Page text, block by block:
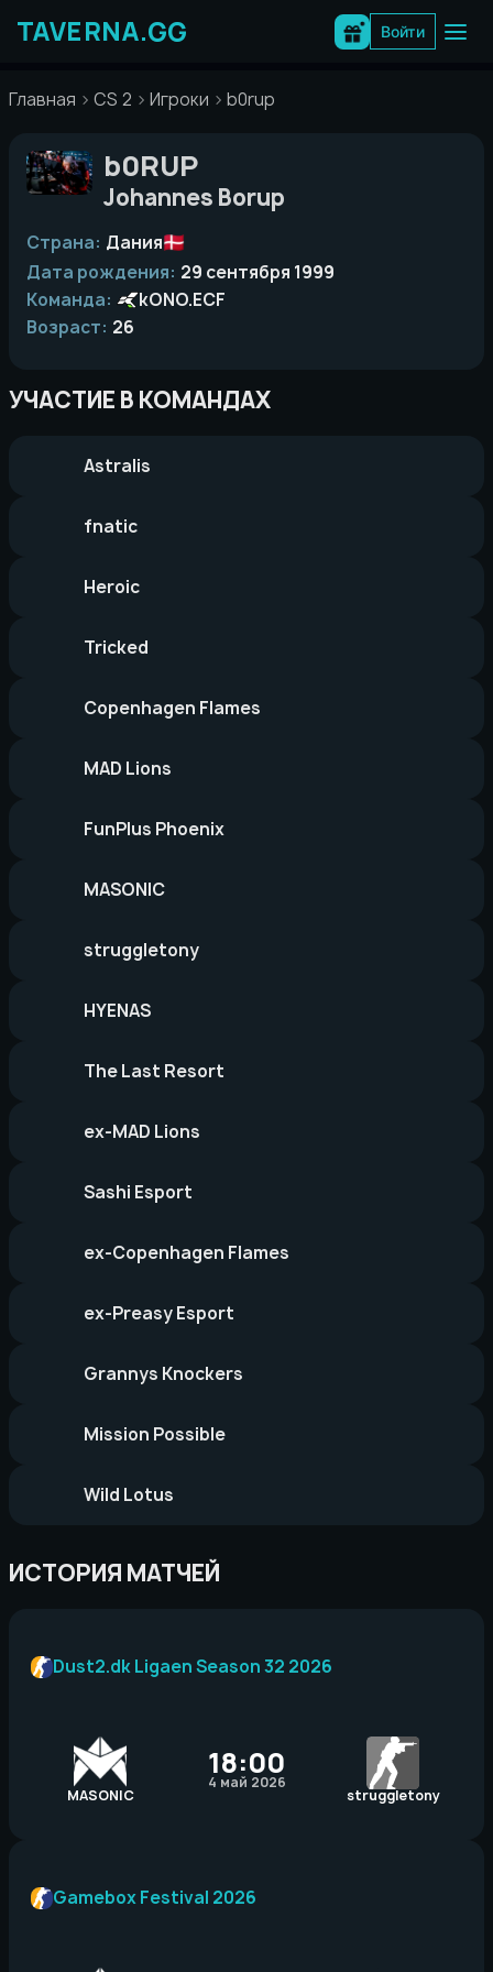
содержимому
Войти
Главная CS 2 Игроки b0rup
b0RUP
Johannes Borup
Страна: Дания
Дата рождения: 29 сентября 1999
Команда:
kONO.ECF
Возраст: 26
УЧАСТИЕ В КОМАНДАХ
Astralis
fnatic
Heroic
Tricked
Copenhagen Flames
MAD Lions
FunPlus Phoenix
MASONIC
struggletony
HYENAS
The Last Resort
ex-MAD Lions
Sashi Esport
ex-Copenhagen Flames
ex-Preasy Esport
Grannys Knockers
Mission Possible
Wild Lotus
ИСТОРИЯ МАТЧЕЙ
MASONIC
18:00
4 май 2026
struggletony
Dust2.dk Ligaen Season 32 2026
Gamebox Festival 2026